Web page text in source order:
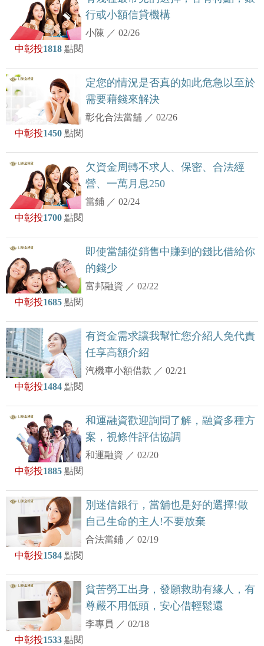
行或小額信貸機構
小陳 ／02/26
中彰投1818 點閱
定您的情況是否真的如此危急以至於
需要藉錢來解決
彰化合法當舖 ／02/26
中彰投1450 點閱
欠資金周轉不求人、保密、合法經
營、一萬月息250
當鋪 ／02/24
中彰投1700 點閱
即使當舖從銷售中賺到的錢比借給你
的錢少
富邦融資 ／02/22
中彰投1685 點閱
有資金需求讓我幫忙您介紹人免代責
任享高額介紹
汽機車小額借款 ／02/21
中彰投1484 點閱
和運融資歡迎詢問了解，融資多種方
案，視條件評估協調
和運融資 ／02/20
中彰投1885 點閱
別迷信銀行，當舖也是好的選擇!做
自己生命的主人!不要放棄
合法當鋪 ／02/19
中彰投1584 點閱
貧苦勞工出身，發願救助有緣人，有
尊嚴不用低頭，安心借輕鬆還
李專員 ／02/18
中彰投1533 點閱